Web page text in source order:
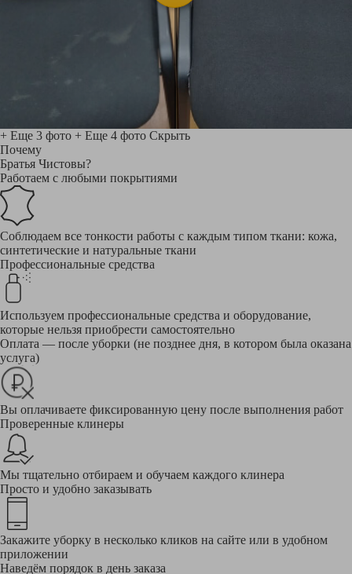
+ Еще 3 фото + Еще 4 фото Скрыть
Почему
Братья Чистовы?
Работаем с любыми покрытиями
Соблюдаем все тонкости работы с каждым типом ткани: кожа,
синтетические и натуральные ткани
Профессиональные средства
Используем профессиональные средства и оборудование,
которые нельзя приобрести самостоятельно
Оплата — после уборки (не позднее дня, в котором была оказана
услуга)
Вы оплачиваете фиксированную цену после выполнения работ
Проверенные клинеры
Мы тщательно отбираем и обучаем каждого клинера
Просто и удобно заказывать
Закажите уборку в несколько кликов на сайте или в удобном
приложении
Наведём порядок в день заказа